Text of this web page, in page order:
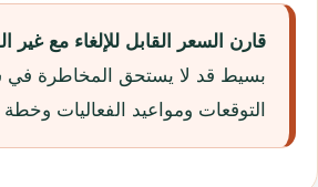
قارن السعر القابل للإلغاء مع غير
بسيط قد لا يستحق المخاطرة في
التوقعات ومواعيد الفعاليات